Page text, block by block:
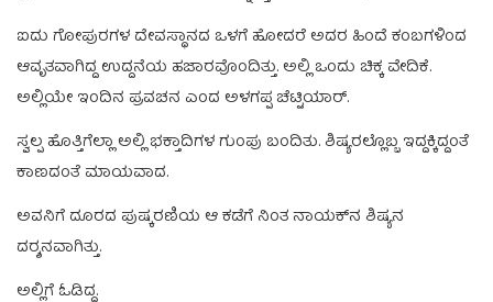
ಐದು ಗೋಪುರಗಳ ದೇವಸ್ಥಾನದ ಒಳಗೆ ಹೋದರೆ ಅದರ ಹಿಂದೆ ಕಂಬಗಳಿಂದ
ಆವೃತವಾಗಿದ್ದ ಉದ್ದನೆಯ ಹಜಾರವೊಂದಿತ್ತು. ಅಲ್ಲಿ ಒಂದು ಚಿಕ್ಕ ವೇದಿಕೆ.
ಅಲ್ಲಿಯೇ ಇಂದಿನ ಪ್ರವಚನ ಎಂದ ಅಳಗಪ್ಪ ಚೆಟ್ಟಿಯಾರ್.‌
ಸ್ವಲ್ಪ ಹೊತ್ತಿಗೆಲ್ಲಾ ಅಲ್ಲಿ ಭಕ್ತಾದಿಗಳ ಗುಂಪು ಬಂದಿತು. ಶಿಷ್ಯರಲ್ಲೊಬ್ಬ ಇದ್ದಕ್ಕಿದ್ದಂತೆ
ಕಾಣದಂತೆ ಮಾಯವಾದ.
ಅವನಿಗೆ ದೂರದ ಪುಷ್ಕರಣಿಯ ಆ ಕಡೆಗೆ ನಿಂತ ನಾಯಕ್‌ನ ಶಿಷ್ಯನ
ದರ‍್ಶನವಾಗಿತ್ತು.
ಅಲ್ಲಿಗೆ ಓಡಿದ್ದ.